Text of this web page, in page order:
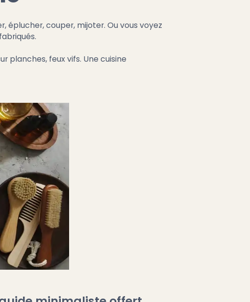
éplucher, couper, mijoter. Ou vous voyez
planches, feux vifs. Une cuisine